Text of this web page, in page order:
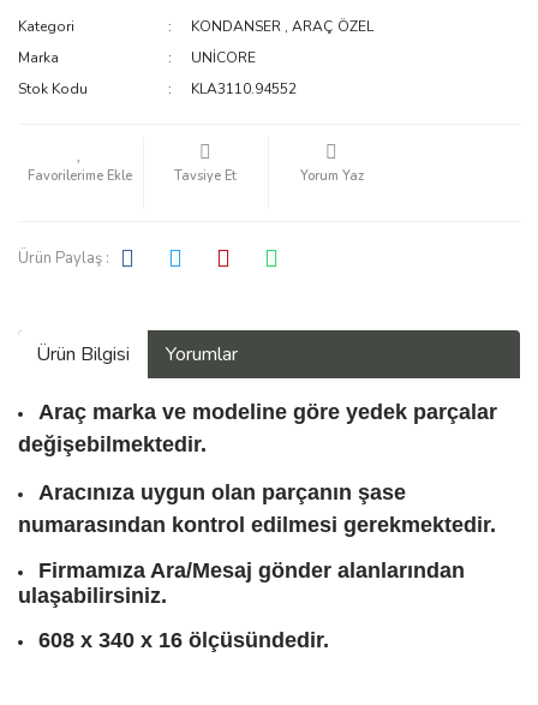
Kategori KONDANSER ,ARAÇ ÖZEL
Marka
UNİCORE
Stok Kodu
KLA3110.94552
Tavsiye Et Yorum Yaz
Ürün Paylaş :
Ürün Bilgisi Yorumlar
Araç marka ve modeline göre yedek parçalar
değişebilmektedir.
Aracınıza uygun olan parçanın şase
numarasından kontrol edilmesi gerekmektedir.
Firmamıza Ara/Mesaj gönder alanlarından
ulaşabilirsiniz.
608 x 340 x 16 ölçüsündedir.